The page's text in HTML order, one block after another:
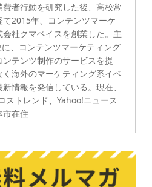
者行動を研究した後、高校常
2015年、コンテンツマーケ
社クマベイスを創業した。主
、コンテンツマーケティング
テンツ制作のサービスを提
海外のマーケティング系イベ
情報を発信している。現在、
ストレンド、Yahoo!ニュース
市在住